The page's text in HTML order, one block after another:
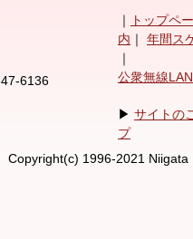
6136
トップペ
内
年間ス
公衆無線
▶ サイトの
プ
Copyright(c) 1996-2021